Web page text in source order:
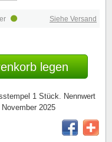
Siehe Versand
legen
1 Stück. Nennwert
2025